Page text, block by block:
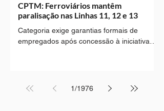
CPTM: Ferroviários mantêm
paralisação nas Linhas 11, 12 e 13
Categoria exige garantias formais de
empregados após concessão à iniciativa
após decisão tomada em assembleia
1/1976